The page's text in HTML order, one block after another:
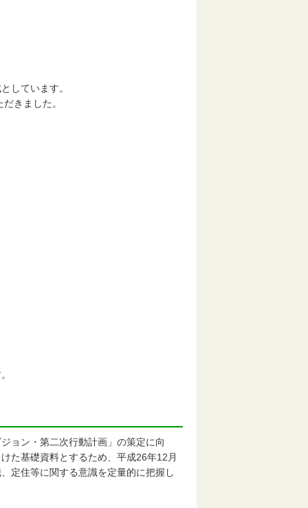
しています。
きました。
ョン・第二次行動計画」の策定に向
た基礎資料とするため、平成26年12月
定住等に関する意識を定量的に把握し